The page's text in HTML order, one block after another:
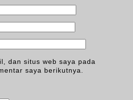
dan situs web saya pada
saya berikutnya.